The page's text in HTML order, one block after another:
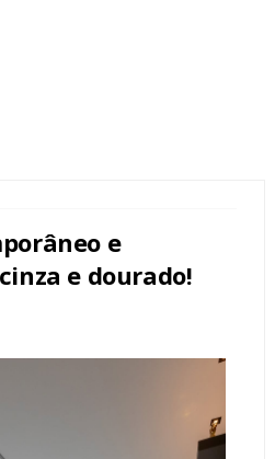
e
e dourado!